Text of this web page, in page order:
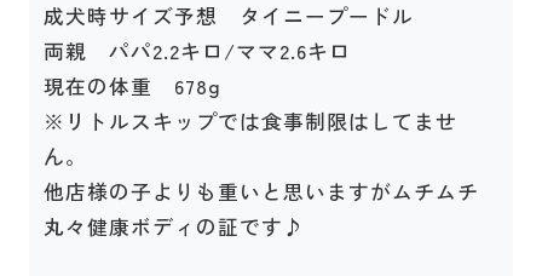
成犬時サイズ予想 タイニープードル
両親 パパ2.2キロ/ママ2.6キロ
現在の体重 678g
※リトルスキップでは食事制限はしてませ
ん。
他店様の子よりも重いと思いますがムチムチ
丸々健康ボディの証です♪